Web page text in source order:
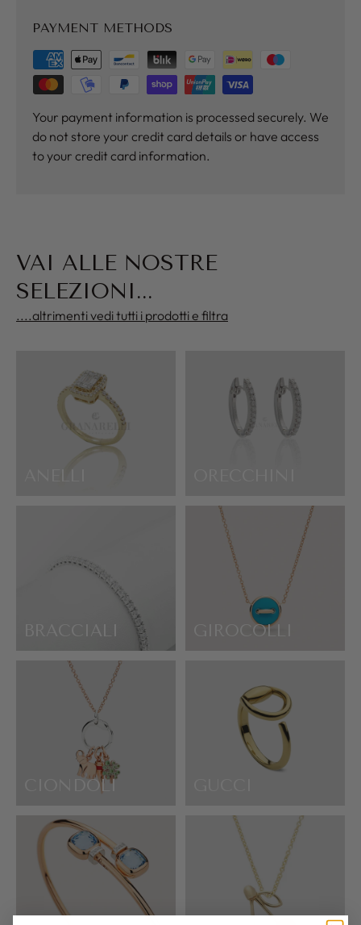
PAYMENT METHODS
Your payment information is processed securely. We
do not store your credit card details or have access
to your credit card information.
VAI ALLE NOSTRE
SELEZIONI...
....altrimenti vedi tutti i prodotti e filtra
ANELLI
BRACCIALI GIROCOLLI
CIONDOLI